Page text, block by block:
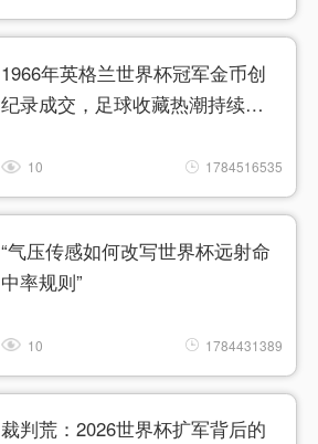
1966年英格兰世界杯冠军金币创
纪录成交，足球收藏热潮持续升
10 1784516535
“气压传感如何改写世界杯远射命
中率规则”
10 1784431389
裁判荒：2026世界杯扩军背后的